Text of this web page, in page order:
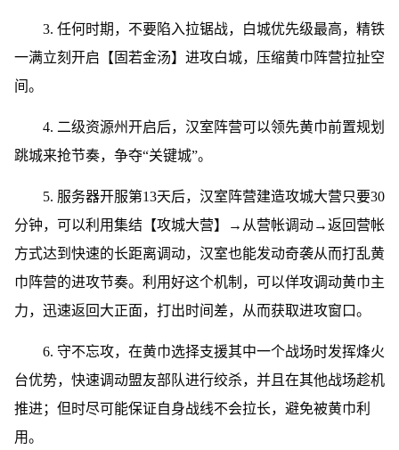
3. 任何时期，不要陷入拉锯战，白城优先级最高，精铁
一满立刻开启【固若金汤】进攻白城，压缩黄巾阵营拉扯空
间。
4. 二级资源州开启后，汉室阵营可以领先黄巾前置规划
跳城来抢节奏，争夺“关键城”。
5. 服务器开服第13天后，汉室阵营建造攻城大营只要30
分钟，可以利用集结【攻城大营】→从营帐调动→返回营帐
方式达到快速的长距离调动，汉室也能发动奇袭从而打乱黄
巾阵营的进攻节奏。利用好这个机制，可以佯攻调动黄巾主
力，迅速返回大正面，打出时间差，从而获取进攻窗口。
6. 守不忘攻，在黄巾选择支援其中一个战场时发挥烽火
台优势，快速调动盟友部队进行绞杀，并且在其他战场趁机
推进；但时尽可能保证自身战线不会拉长，避免被黄巾利
用。